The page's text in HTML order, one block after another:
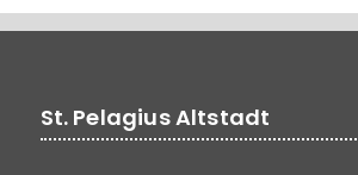
St. Pelagius Altstadt